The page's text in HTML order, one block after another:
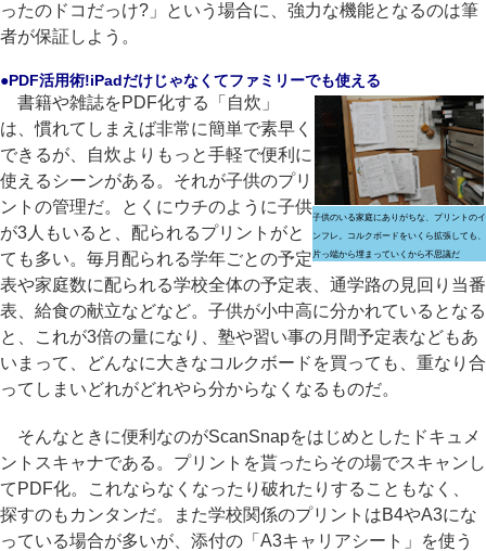
ったのドコだっけ?」という場合に、強力な機能となるのは筆
者が保証しよう。
●PDF活用術!iPadだけじゃなくてファミリーでも使える
子供のいる家庭にありがちな、プリントのイ
ンフレ。コルクボードをいくら拡張しても、
片っ端から埋まっていくから不思議だ
書籍や雑誌をPDF化する「自炊」
は、慣れてしまえば非常に簡単で素早く
できるが、自炊よりもっと手軽で便利に
使えるシーンがある。それが子供のプリ
ントの管理だ。とくにウチのように子供
が3人もいると、配られるプリントがと
ても多い。毎月配られる学年ごとの予定
表や家庭数に配られる学校全体の予定表、通学路の見回り当番
表、給食の献立などなど。子供が小中高に分かれているとなる
と、これが3倍の量になり、塾や習い事の月間予定表などもあ
いまって、どんなに大きなコルクボードを買っても、重なり合
ってしまいどれがどれやら分からなくなるものだ。
そんなときに便利なのがScanSnapをはじめとしたドキュメ
ントスキャナである。プリントを貰ったらその場でスキャンし
てPDF化。これならなくなったり破れたりすることもなく、
探すのもカンタンだ。また学校関係のプリントはB4やA3にな
っている場合が多いが、添付の「A3キャリアシート」を使う